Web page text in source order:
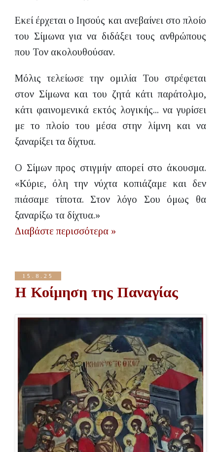
Εκεί έρχεται ο Ιησούς και ανεβαίνει στο πλοίο
του Σίμωνα για να διδάξει τους ανθρώπους
που Τον ακολουθούσαν.
Μόλις τελείωσε την ομιλία Του στρέφεται
στον Σίμωνα και του ζητά κάτι παράτολμο,
κάτι φαινομενικά εκτός λογικής... να γυρίσει
με το πλοίο του μέσα στην λίμνη και να
ξαναρίξει τα δίχτυα.
Ο Σίμων προς στιγμήν απορεί στο άκουσμα.
«Κύριε, όλη την νύχτα κοπιάζαμε και δεν
πιάσαμε τίποτα. Στον λόγο Σου όμως θα
ξαναρίξω τα δίχτυα.»
Διαβάστε περισσότερα »
15.8.25
Η Κοίμηση της Παναγίας